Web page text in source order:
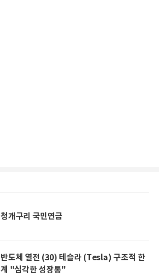
청개구리 국민연금
반도체 열전 (30) 테슬라 (Tesla) 구조적 한
계 "심각한 성장통"